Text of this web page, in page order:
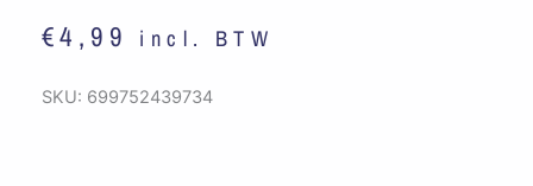
€4,99 incl. BTW
SKU: 699752439734